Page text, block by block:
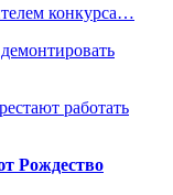
конкурса…
работать
Рождество